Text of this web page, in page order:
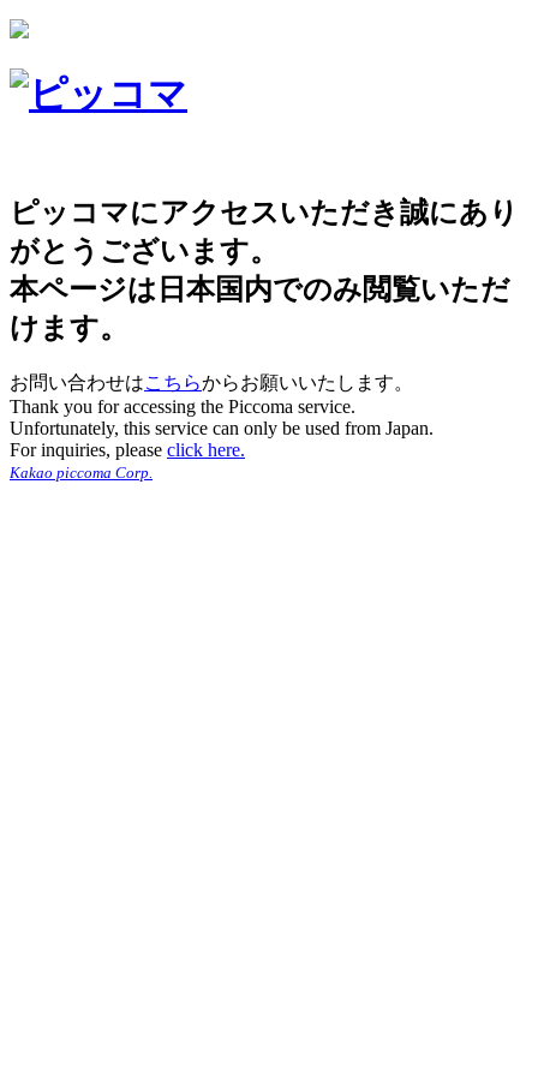
ピッコマにアクセスいただき誠にあり
がとうございます。
本ページは日本国内でのみ閲覧いただ
けます。
お問い合わせはこちらからお願いいたします。
Thank you for accessing the Piccoma service.
Unfortunately, this service can only be used from Japan.
For inquiries, please click here.
Kakao piccoma Corp.